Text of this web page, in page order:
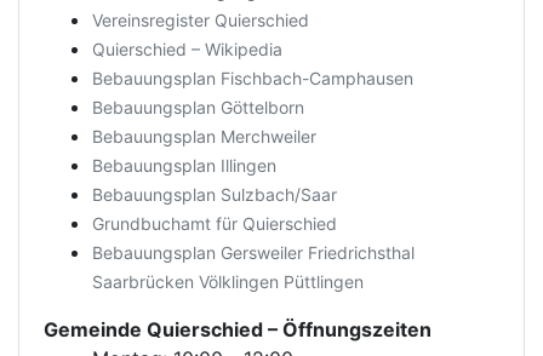
Vereinsregister Quierschied
Quierschied – Wikipedia
Bebauungsplan Fischbach-Camphausen
Bebauungsplan Göttelborn
Bebauungsplan Merchweiler
Bebauungsplan Illingen
Bebauungsplan Sulzbach/Saar
Grundbuchamt für Quierschied
Bebauungsplan Gersweiler Friedrichsthal
Saarbrücken Völklingen Püttlingen
Gemeinde Quierschied – Öffnungszeiten